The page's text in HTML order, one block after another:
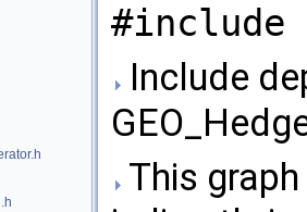
#include
Include
This